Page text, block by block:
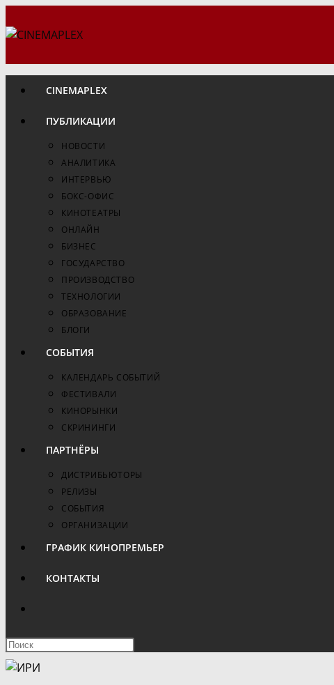
к
CINEMAPLEX
ПУБЛИКАЦИИ
НОВОСТИ
АНАЛИТИКА
ИНТЕРВЬЮ
БОКС-ОФИС
КИНОТЕАТРЫ
ОНЛАЙН
БИЗНЕС
ГОСУДАРСТВО
ПРОИЗВОДСТВО
ТЕХНОЛОГИИ
ОБРАЗОВАНИЕ
БЛОГИ
СОБЫТИЯ
КАЛЕНДАРЬ СОБЫТИЙ
ФЕСТИВАЛИ
КИНОРЫНКИ
СКРИНИНГИ
ПАРТНЁРЫ
ДИСТРИБЬЮТОРЫ
РЕЛИЗЫ
СОБЫТИЯ
ОРГАНИЗАЦИИ
ГРАФИК КИНОПРЕМЬЕР
КОНТАКТЫ
ПОИСК
Нажмите